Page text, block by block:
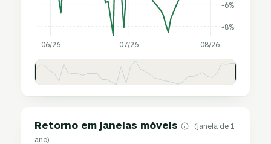
-8%
-6%
06/26 07/26 08/26
Retorno em janelas móveis
(janela de 1
ano)